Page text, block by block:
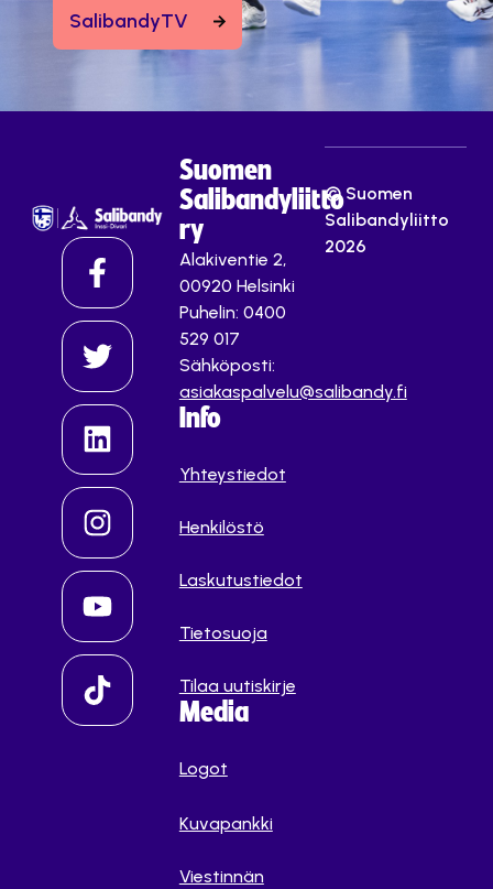
SalibandyTV
Suomen
Salibandyliitto
ry
Alakiventie 2,
00920 Helsinki
Puhelin: 0400
529 017
Sähköposti:
asiakaspalvelu@salibandy.fi
Info
Yhteystiedot
Henkilöstö
Laskutustiedot
Tietosuoja
Tilaa uutiskirje
Media
Logot
Kuvapankki
Viestinnän
© Suomen
Salibandyliitto
2026